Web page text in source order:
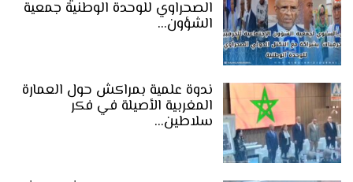
الصحراوي للوحدة الوطنية جمعية
الشؤون…
ندوة علمية بمراكش حول العمارة
المغربية الأصيلة في فكر
سلاطين…